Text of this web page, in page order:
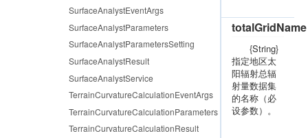
totalGridName
{String}
指定地区太
阳辐射总辐
射量数据集
的名称（必
设参数）。
SurfaceAnalystEventArgs
SurfaceAnalystParameters
SurfaceAnalystParametersSetting
SurfaceAnalystResult
SurfaceAnalystService
TerrainCurvatureCalculationEventArgs
TerrainCurvatureCalculationParameters
TerrainCurvatureCalculationResult